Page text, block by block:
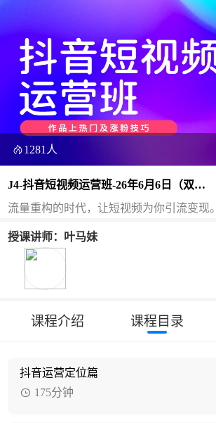
1281人
J4-抖音短视频运营班-26年6月6日（双
师）
流量重构的时代，让短视频为你引流变现。
授课讲师：叶马妹
课程介绍 课程目录
抖音运营定位篇
175分钟